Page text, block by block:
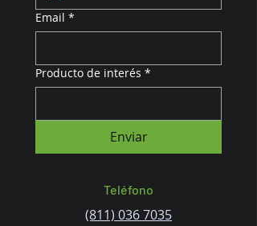
Email *
Producto de interés *
Enviar
Teléfono
(811) 036 7035